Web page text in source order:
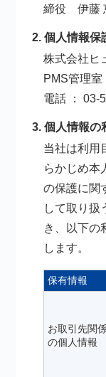
締役 伊藤
2. 個人情報保
株式会社ヒ
PMS管理
電話 ： 03-
3. 個人情報の
当社は利用
らかじめ本
の保護に関
して取り扱
き、以下の
します。
保有情報
お取引先関
の個人情報